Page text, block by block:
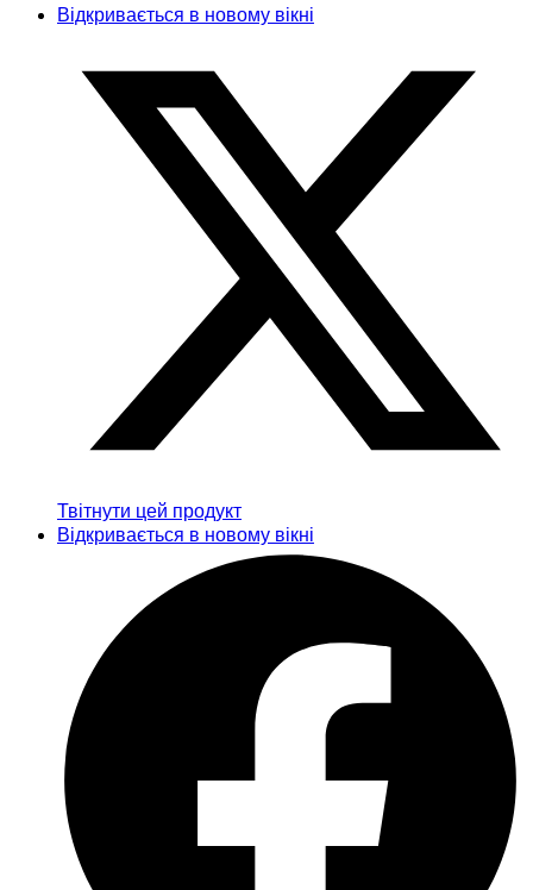
Відкривається в новому вікні
Твітнути цей продукт
Відкривається в новому вікні